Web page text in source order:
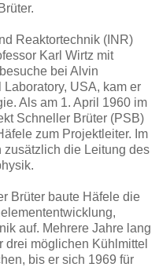
Reaktortechnik (INR)
Karl Wirtz mit
bei Alvin
USA, kam er
Als am 1. April 1960 im
Schneller Brüter (PSB)
zum Projektleiter. Im
zusätzlich die Leitung des
Brüter baute Häfele die
auf. Mehrere Jahre lang
drei möglichen Kühlmittel
bis er sich 1969 für